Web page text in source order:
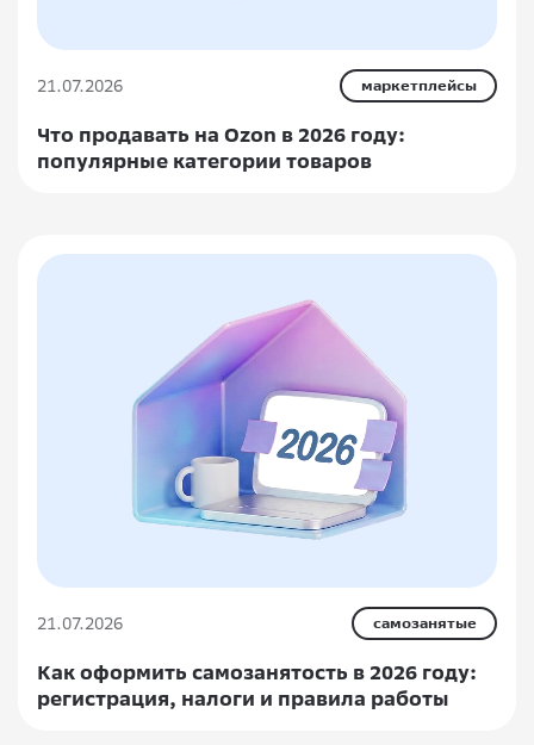
21.07.2026 маркетплейсы
Что продавать на Ozon в 2026 году:
популярные категории товаров
21.07.2026 самозанятые
Как оформить самозанятость в 2026 году:
регистрация, налоги и правила работы